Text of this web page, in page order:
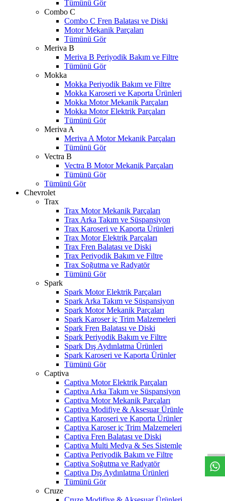
Tümünü Gör
Combo C
Combo C Fren Balatası ve Diski
Motor Mekanik Parçaları
Tümünü Gör
Meriva B
Meriva B Periyodik Bakım ve Filtre
Tümünü Gör
Mokka
Mokka Periyodik Bakım ve Filtre
Mokka Karoseri ve Kaporta Ürünleri
Mokka Motor Mekanik Parçaları
Mokka Motor Elektrik Parçaları
Tümünü Gör
Meriva A
Meriva A Motor Mekanik Parçaları
Tümünü Gör
Vectra B
Vectra B Motor Mekanik Parçaları
Tümünü Gör
Tümünü Gör
Chevrolet
Trax
Trax Motor Mekanik Parçaları
Trax Arka Takım ve Süspansiyon
Trax Karoseri ve Kaporta Ürünleri
Trax Motor Elektrik Parçaları
Trax Fren Balatası ve Diski
Trax Periyodik Bakım ve Filtre
Trax Soğutma ve Radyatör
Tümünü Gör
Spark
Spark Motor Elektrik Parçaları
Spark Arka Takım ve Süspansiyon
Spark Motor Mekanik Parçaları
Spark Karoser iç Trim Malzemeleri
Spark Fren Balatası ve Diski
Spark Periyodik Bakım ve Filtre
Spark Dış Aydınlatma Ürünleri
Spark Karoseri ve Kaporta Ürünler
Tümünü Gör
Captiva
Captiva Motor Elektrik Parçaları
Captiva Arka Takım ve Süspansiyon
Captiva Motor Mekanik Parçaları
Captiva Modifiye & Aksesuar Ürünle
Captiva Karoseri ve Kaporta Ürünler
Captiva Karoser iç Trim Malzemeleri
Captiva Fren Balatası ve Diski
Captiva Multi Medya & Ses Sistemle
Captiva Periyodik Bakım ve Filtre
Captiva Soğutma ve Radyatör
Captiva Dış Aydınlatma Ürünleri
Tümünü Gör
Cruze